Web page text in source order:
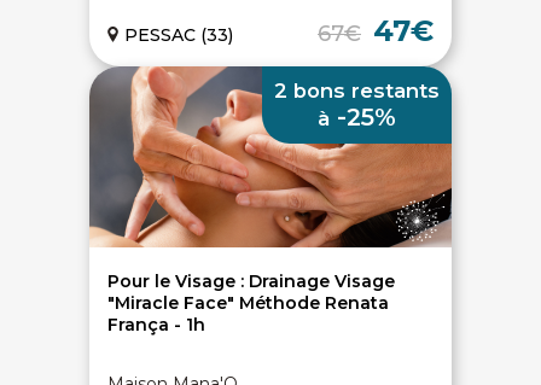
67€ 47€
PESSAC (33)
Pour le Visage : Drainage Visage
"Miracle Face" Méthode Renata
França - 1h
2 bons restants
à -25%